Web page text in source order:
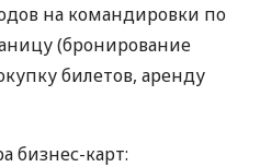
на командировки по
(бронирование
билетов, аренду
бизнес-карт: